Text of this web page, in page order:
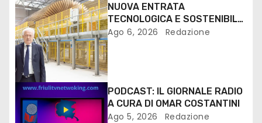
NUOVA ENTRATA
TECNOLOGICA E SOSTENIBILE
PER I MEZZI PESANTI ALLA
Ago 6, 2026 Redazione
PODCAST: IL GIORNALE RADIO
A CURA DI OMAR COSTANTINI
Ago 5, 2026 Redazione